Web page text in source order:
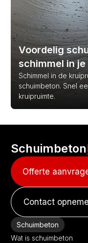
Voordelig
schimmel in
Schimmel in de
schuimbeton. Snel
kruipruimte.
Schuimbeton
Offerte
Contact
Schuimbeton
Wat is schuimbeton